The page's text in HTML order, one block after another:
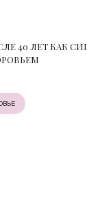
40 ЛЕТ КАК